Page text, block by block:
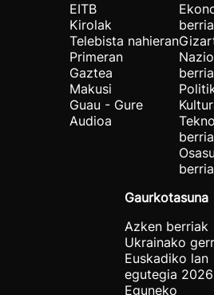
EITB
Kirolak
Telebista nahieran
Primeran
Gaztea
Makusi
Guau - Gure
Audioa
Gaurkotasuna
Azken berriak
Ukrainako
Euskadiko lan
egutegia 2026
Eguneko